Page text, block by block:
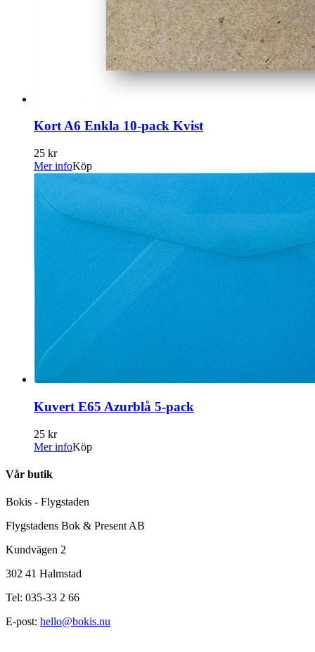
Kort A6 Enkla 10-pack Kvist
25 kr
Mer infoKöp
Kuvert E65 Azurblå 5-pack
25 kr
Mer infoKöp
Vår butik
Bokis - Flygstaden
Flygstadens Bok & Present AB
Kundvägen 2
302 41 Halmstad
Tel: 035-33 2 66
E-post: hello@bokis.nu